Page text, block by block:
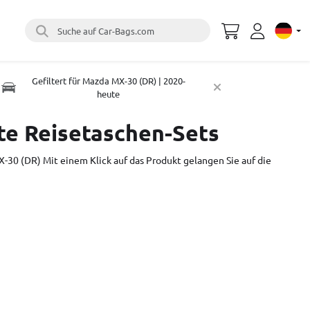
Suche auf Car-Bags.com Select
Gefiltert für Mazda MX-30 (DR) | 2020-
heute
Reisetaschen-Sets
30 (DR) Mit einem Klick auf das Produkt gelangen Sie auf die